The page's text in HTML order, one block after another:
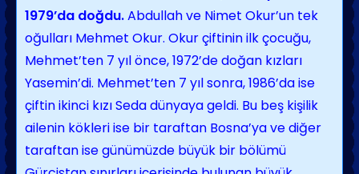
1979’da doğdu.Abdullah ve Nimet Okur’un tek
oğulları Mehmet Okur. Okur çiftinin ilk çocuğu,
Mehmet’ten 7 yıl önce, 1972’de doğan kızları
Yasemin’di. Mehmet’ten 7 yıl sonra, 1986’da ise
çiftin ikinci kızı Seda dünyaya geldi. Bu beş kişilik
ailenin kökleri ise bir taraftan Bosna’ya ve diğer
taraftan ise günümüzde büyük bir bölümü